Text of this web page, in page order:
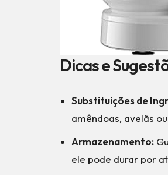
Dicas e
Substituições de
amêndoas, avelãs
Armazenamento:
ele pode durar por